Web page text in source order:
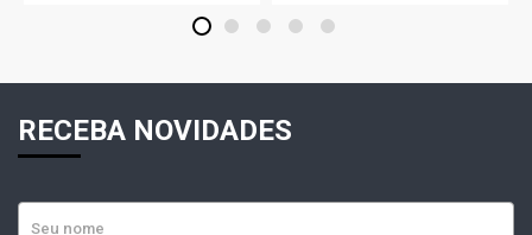
1 2 3 4 5
RECEBA NOVIDADES